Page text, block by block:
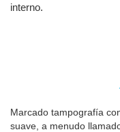
interno.
Marcado tampografía
suave, a menudo